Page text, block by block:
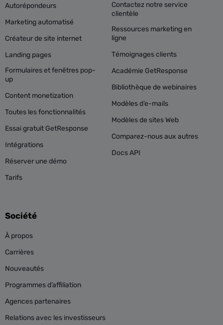
Autorépondeurs
Marketing automatisé
Créateur de site internet
Landing pages
Formulaires et fenêtres pop-
up
Content monetization
Toutes les fonctionnalités
Essai gratuit GetResponse
Intégrations
Réserver une démo
Tarifs
Contactez notre service
clientèle
Ressources marketing en
ligne
Témoignages clients
Académie GetResponse
Bibliothèque de webinaires
Modèles d’e-mails
Modèles de sites Web
Comparez-nous aux autres
Docs API
Société
À propos
Carrières
Nouveautés
Programmes d’affiliation
Agences partenaires
Relations avec les investisseurs